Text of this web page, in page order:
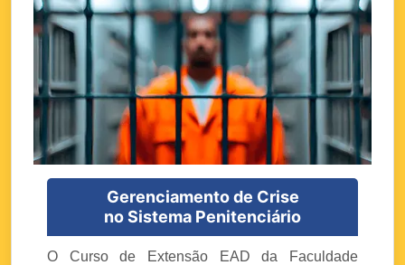
Gerenciamento de Crise
no Sistema Penitenciário
O Curso de Extensão EAD da Faculdade